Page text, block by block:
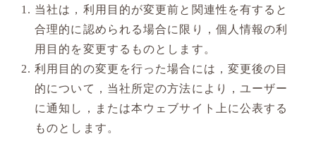
当社は，利用目的が変更前と関連性を有すると
合理的に認められる場合に限り，個人情報の利
用目的を変更するものとします。
利用目的の変更を行った場合には，変更後の目
的について，当社所定の方法により，ユーザー
に通知し，または本ウェブサイト上に公表する
ものとします。